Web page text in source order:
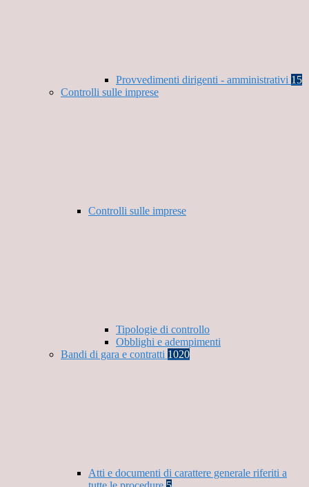
Provvedimenti dirigenti - amministrativi 15
Controlli sulle imprese
Controlli sulle imprese
Tipologie di controllo
Obblighi e adempimenti
Bandi di gara e contratti 1020
Atti e documenti di carattere generale riferiti a